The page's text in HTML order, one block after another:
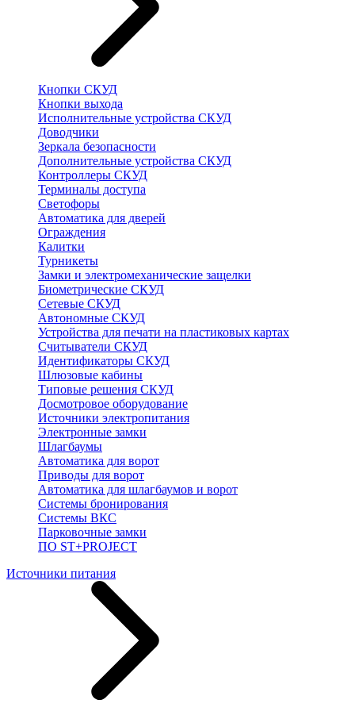
Кнопки СКУД
Кнопки выхода
Исполнительные устройства СКУД
Доводчики
Зеркала безопасности
Дополнительные устройства СКУД
Контроллеры СКУД
Терминалы доступа
Светофоры
Автоматика для дверей
Ограждения
Калитки
Турникеты
Замки и электромеханические защелки
Биометрические СКУД
Сетевые СКУД
Автономные СКУД
Устройства для печати на пластиковых картах
Считыватели СКУД
Идентификаторы СКУД
Шлюзовые кабины
Типовые решения СКУД
Досмотровое оборудование
Источники электропитания
Электронные замки
Шлагбаумы
Автоматика для ворот
Приводы для ворот
Автоматика для шлагбаумов и ворот
Системы бронирования
Системы ВКС
Парковочные замки
ПО ST+PROJECT
Источники питания